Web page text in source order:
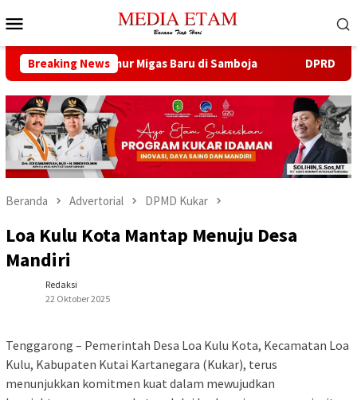
ke
Mobile
Breaking News
13 Sumur Migas Baru di Samboja DPRD
Beranda Advertorial DPMD Kukar
Loa Kulu Kota Mantap Menuju Desa
Mandiri
Redaksi
22 Oktober 2025
Tenggarong – Pemerintah Desa Loa Kulu Kota, Kecamatan Loa
Kulu, Kabupaten Kutai Kartanegara (Kukar), terus
menunjukkan komitmen kuat dalam mewujudkan